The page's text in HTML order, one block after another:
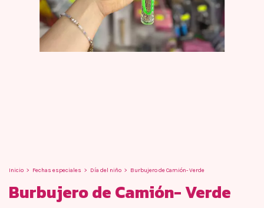
Inicio > Fechas especiales > Día del niño > Burbujero de Camión- Verde
Burbujero de Camión- Verde